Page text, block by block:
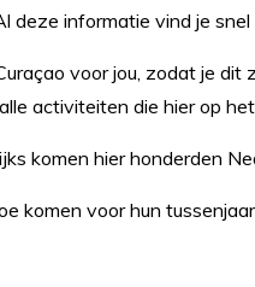
deze informatie vind je
voor jou, zodat je
activiteiten die hier op
komen hier honderden
komen voor hun